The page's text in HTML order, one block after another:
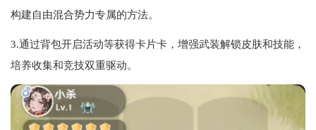
构建自由混合势力专属的方法。
3.通过背包开启活动等获得卡片卡，增强武装解锁皮肤和技能，
培养收集和竞技双重驱动。